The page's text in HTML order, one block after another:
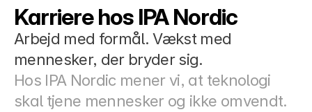
Careers
Docs
About
Karriere hos IPA Nordic
Arbejd med formål. Vækst med
mennesker, der bryder sig.
Hos IPA Nordic mener vi, at teknologi
skal tjene mennesker og ikke omvendt.